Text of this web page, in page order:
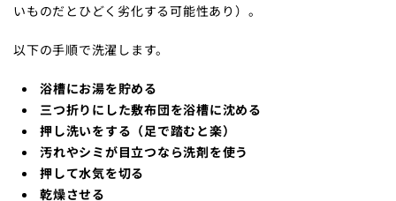
いものだとひどく劣化する可能性あり）。
以下の手順で洗濯します。
浴槽にお湯を貯める
三つ折りにした敷布団を浴槽に沈める
押し洗いをする（足で踏むと楽）
汚れやシミが目立つなら洗剤を使う
押して水気を切る
乾燥させる